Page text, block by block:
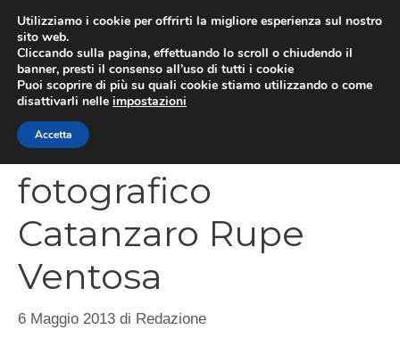
contenuto
Concorso
fotografico
Catanzaro Rupe
Ventosa
6 Maggio 2013 di Redazione
Utilizziamo i cookie per offrirti la migliore esperienza sul nostro
sito web.
Cliccando sulla pagina, effettuando lo scroll o chiudendo il
banner, presti il consenso all’uso di tutti i cookie
Puoi scoprire di più su quali cookie stiamo utilizzando o come
disattivarli nelle impostazioni
Accetta